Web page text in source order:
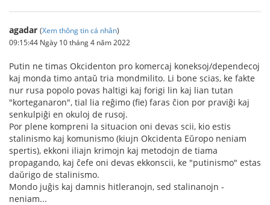
agadar (Xem thông tin cá nhân)
09:15:44 Ngày 10 tháng 4 năm 2022
Putin ne timas Okcidenton pro komercaj koneksoj/dependecoj
kaj monda timo antaŭ tria mondmilito. Li bone scias, ke fakte
nur rusa popolo povas haltigi kaj forigi lin kaj lian tutan
"korteganaron", tial lia reĝimo (fie) faras ĉion por praviĝi kaj
senkulpiĝi en okuloj de rusoj.
Por plene kompreni la situacion oni devas scii, kio estis
stalinismo kaj komunismo (kiujn Okcidenta Eŭropo neniam
spertis), ekkoni iliajn krimojn kaj metodojn de tiama
propagando, kaj ĉefe oni devas ekkonscii, ke "putinismo" estas
daŭrigo de stalinismo.
Mondo juĝis kaj damnis hitleranojn, sed stalinanojn -
neniam...